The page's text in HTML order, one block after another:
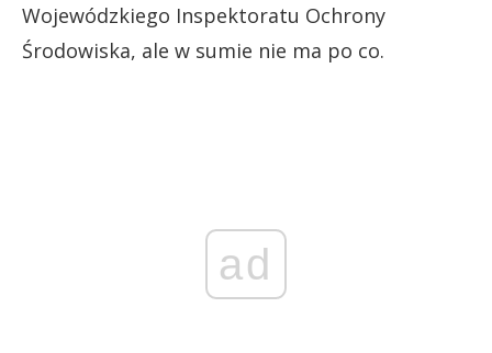
Wojewódzkiego Inspektoratu Ochrony
Środowiska, ale w sumie nie ma po co.
ad